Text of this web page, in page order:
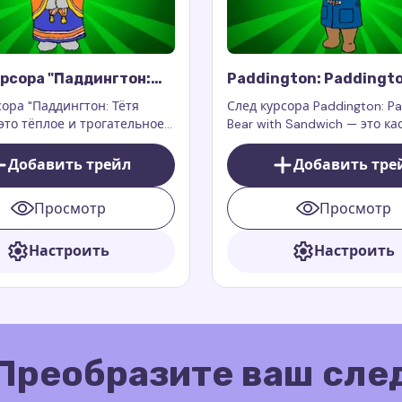
"Паддингтон:
"Паддингтон: Тётя
тёплое и трогательное
к вашему курсору,
очарование и
любимой тёти Люси из
медвежонке Паддингтоне.
Добавить трейл
Просмотр
Настроить
Paddington:
With Sandwich Cursor
След курсора Paddington:
Bear with Sandwich — это
след курсора,
известным персонажем
Паддингтоном, медведем
анимационных книг и
Paddington
Добавить
Просмотр
Настроить
ваш